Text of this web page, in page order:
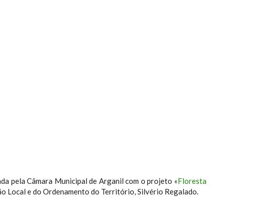
pela Câmara Municipal de Arganil com o projeto «Floresta
Local e do Ordenamento do Território, Silvério Regalado.